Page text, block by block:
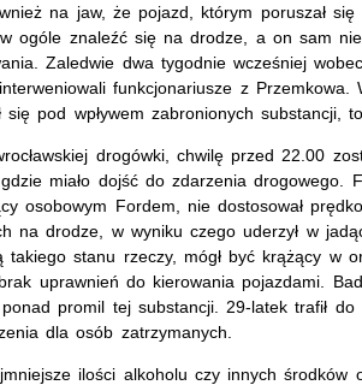
na jaw, że pojazd, którym poruszał
ogóle znaleźć się na drodze, a on sam nie
Zaledwie dwa tygodnie wcześniej
funkcjonariusze z Przemkowa.
się pod wpływem zabronionych substancji,
drogówki, chwilę przed 22.00
miało dojść do zdarzenia drogowego.
osobowym Fordem, nie dostosował
na drodze, w wyniku czego uderzył w
takiego stanu rzeczy, mógł być krążący w
uprawnień do kierowania pojazdami.
ponad promil tej substancji. 29-latek trafił do
dla osób zatrzymanych.
ilości alkoholu czy innych środków